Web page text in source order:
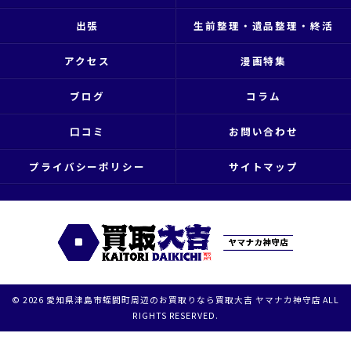
出張 生前整理・遺品整理・終活
アクセス 漫画特集
ブログ コラム
口コミ お問い合わせ
プライバシーポリシー サイトマップ
© 2026 愛知県津島市蛭間町周辺のお買取りなら買取大吉 ヤマナカ神守店 ALL
RIGHTS RESERVED.